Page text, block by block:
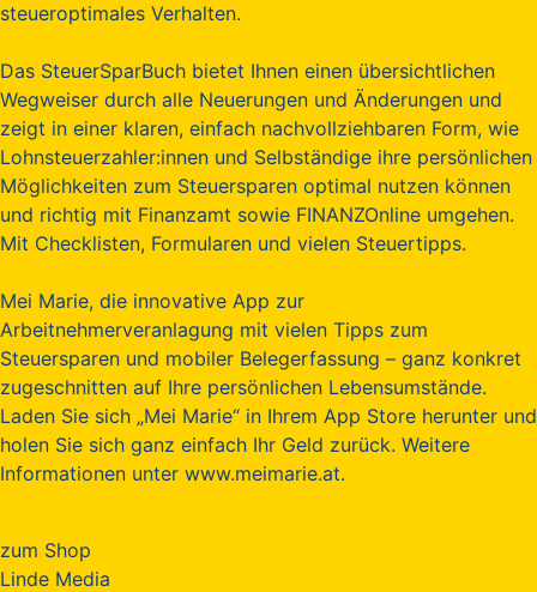
steueroptimales Verhalten.
Das SteuerSparBuch bietet Ihnen einen übersichtlichen
Wegweiser durch alle Neuerungen und Änderungen und
zeigt in einer klaren, einfach nachvollziehbaren Form, wie
Lohnsteuerzahler:innen und Selbständige ihre persönlichen
Möglichkeiten zum Steuersparen optimal nutzen können
und richtig mit Finanzamt sowie FINANZOnline umgehen.
Mit Checklisten, Formularen und vielen Steuertipps.
Mei Marie, die innovative App zur
Arbeitnehmerveranlagung mit vielen Tipps zum
Steuersparen und mobiler Belegerfassung – ganz konkret
zugeschnitten auf Ihre persönlichen Lebensumstände.
Laden Sie sich „Mei Marie“ in Ihrem App Store herunter und
holen Sie sich ganz einfach Ihr Geld zurück. Weitere
Informationen unter www.meimarie.at.
zum Shop
Linde Media